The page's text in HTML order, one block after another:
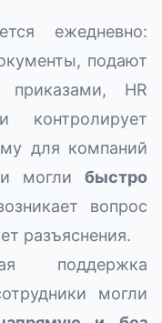
ежедневно:
подают
приказами, HR
контролирует
для компаний
могли быстро
вопрос
разъяснения.
поддержка
могли